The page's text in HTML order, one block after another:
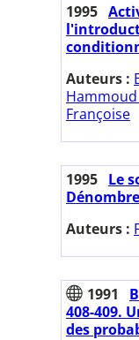
1995
Auteurs :
Françoise
1995 Le
Auteurs :
1991
408-409.
des